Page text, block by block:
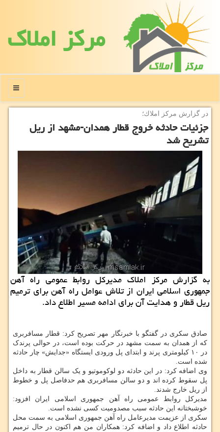
مركز املاك
منو
در گزارش مركز املاك؛
جزئیات حادثه خروج قطار همدان-مشهد از ریل
تشریح شد
به گزارش مركز املاك مدیركل روابط عمومی راه آهن
جمهوری اسلامی ایران از تلاش عوامل راه آهن برای ترمیم
ریل قطار و هدایت آن برای ادامه مسیر اطلاع داد.
صادق سکری در گفتگو با خبرنگار مهر تصریح کرد: قطار مسافربری
که از همدان به سمت مشهد در حرکت بوده است، در حوالی پرندک
در ۱۰ کیلومتری پرند و ابتدای پل ورودی ایستگاه «جدایش» چار حادثه
شده است.
وی اضافه کرد: در این حادثه دو لوکوموتیو و یک سالن قطار به داخل
پل سقوط کرده اند و دو سالن مسافربری هم حدفاصل پل و خطوط
از ریل خارج شدند.
مدیرکل روابط عمومی راه آهن جمهوری اسلامی ایران افزود:
خوشبختانه این حادثه سبب مصدومیت کسی نشده است.
سکری از عزیمت مدیرعامل راه آهن جمهوری اسلامی به سمت محل
حادثه اطلاع داد و اضافه کرد: همکاران من هم اکنون در حال ترمیم